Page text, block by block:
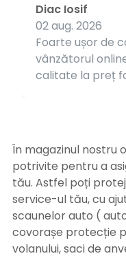
Foarte ușor de
vânzătorul
calitate la preț
Diac Iosif
02 aug. 2026
În magazinul nostru
potrivite pentru a
tău. Astfel poți
service-ul tău, cu
scaunelor auto (
covorașe protecție
volanului, saci de